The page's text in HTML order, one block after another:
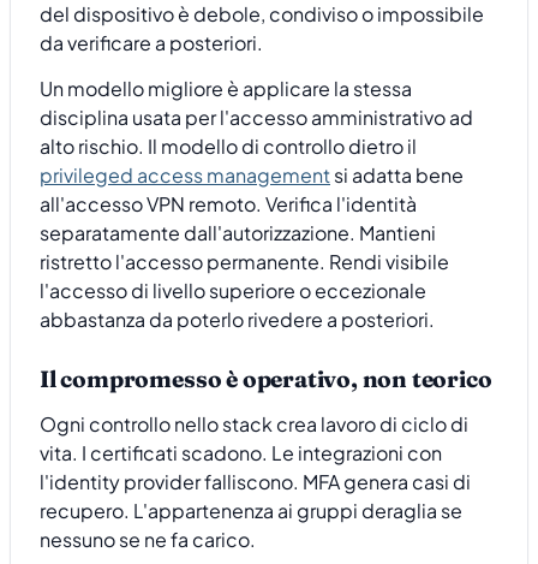
del dispositivo è debole, condiviso o impossibile
da verificare a posteriori.
Un modello migliore è applicare la stessa
disciplina usata per l'accesso amministrativo ad
alto rischio. Il modello di controllo dietro il
privileged access managementsi adatta bene
all'accesso VPN remoto. Verifica l'identità
separatamente dall'autorizzazione. Mantieni
ristretto l'accesso permanente. Rendi visibile
l'accesso di livello superiore o eccezionale
abbastanza da poterlo rivedere a posteriori.
Il compromesso è operativo, non teorico
Ogni controllo nello stack crea lavoro di ciclo di
vita. I certificati scadono. Le integrazioni con
l'identity provider falliscono. MFA genera casi di
recupero. L'appartenenza ai gruppi deraglia se
nessuno se ne fa carico.